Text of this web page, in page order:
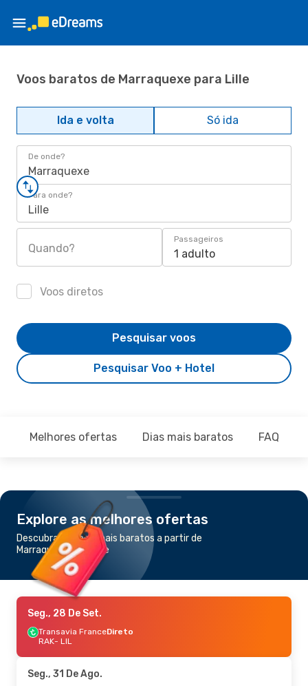
Voos baratos de Marraquexe para Lille
Ida e volta Só ida
De onde?
Marraquexe
Para onde?
Lille
Quando?
Passageiros
1 adulto
Voos diretos
Pesquisar Voo + Hotel
Pesquisar voos
Melhores ofertas Dias mais baratos FAQ
Explore as melhores ofertas
Descubra os voos mais baratos a partir de
Marraquexe para Lille
Seg., 28 De Set.
Transavia FranceDireto
RAK- LIL
Seg., 31 De Ago.